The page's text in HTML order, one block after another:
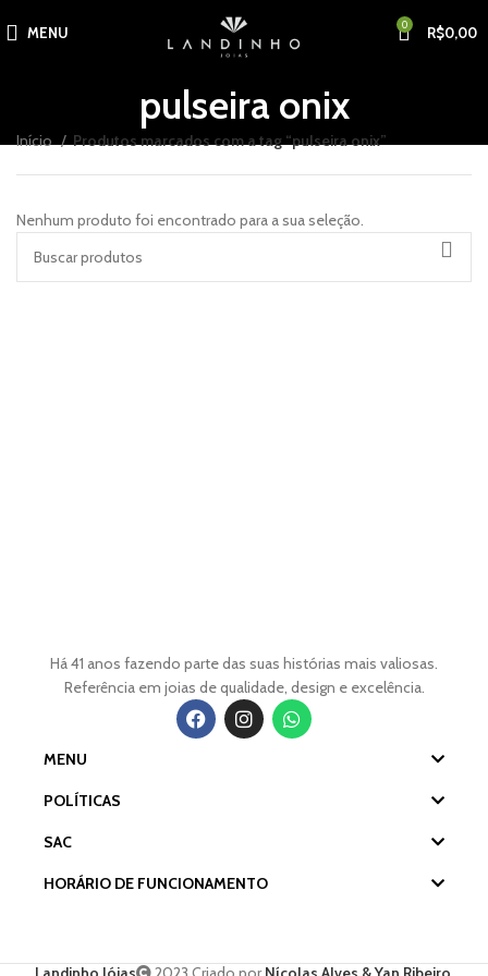
MENU 0 R$0,00
pulseira onix
Início Produtos marcados com a tag “pulseira onix”
Nenhum produto foi encontrado para a sua seleção.
Há 41 anos fazendo parte das suas histórias mais valiosas.
Referência em joias de qualidade, design e excelência.
MENU
POLÍTICAS
SAC
HORÁRIO DE FUNCIONAMENTO